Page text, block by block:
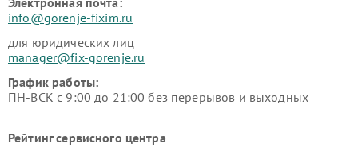
info@gorenje-fixim.ru
для юридических лиц
manager@fix-gorenje.ru
График работы:
ПН-ВСК с 9:00 до 21:00 без перерывов и выходных
Рейтинг сервисного центра